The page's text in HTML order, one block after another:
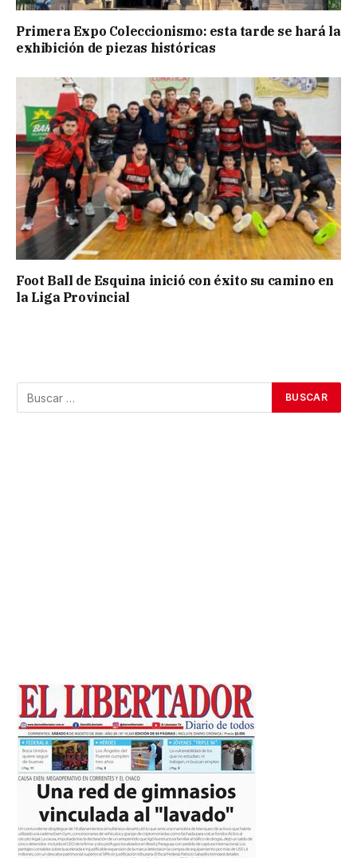
Primera Expo Coleccionismo: esta tarde se hará la
exhibición de piezas históricas
Foot Ball de Esquina inició con éxito su camino en
la Liga Provincial